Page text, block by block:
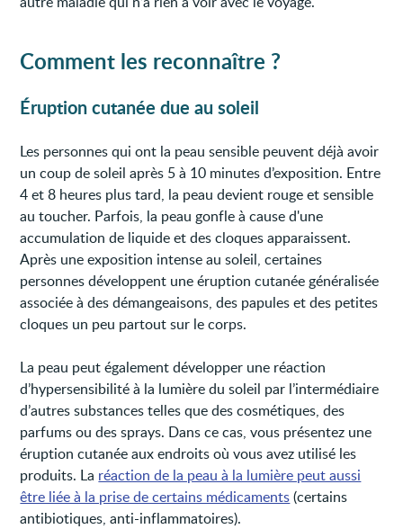
Comment les reconnaître ?
Éruption cutanée due au soleil
Les personnes qui ont la peau sensible peuvent déjà avoir
un coup de soleil après 5 à 10 minutes d’exposition. Entre
4 et 8 heures plus tard, la peau devient rouge et sensible
au toucher. Parfois, la peau gonfle à cause d'une
accumulation de liquide et des cloques apparaissent.
Après une exposition intense au soleil, certaines
personnes développent une éruption cutanée généralisée
associée à des démangeaisons, des papules et des petites
cloques un peu partout sur le corps.
La peau peut également développer une réaction
d’hypersensibilité à la lumière du soleil par l’intermédiaire
d’autres substances telles que des cosmétiques, des
parfums ou des sprays. Dans ce cas, vous présentez une
éruption cutanée aux endroits où vous avez utilisé les
produits. La réaction de la peau à la lumière peut aussi
être liée à la prise de certains médicaments(certains
antibiotiques, anti-inflammatoires).